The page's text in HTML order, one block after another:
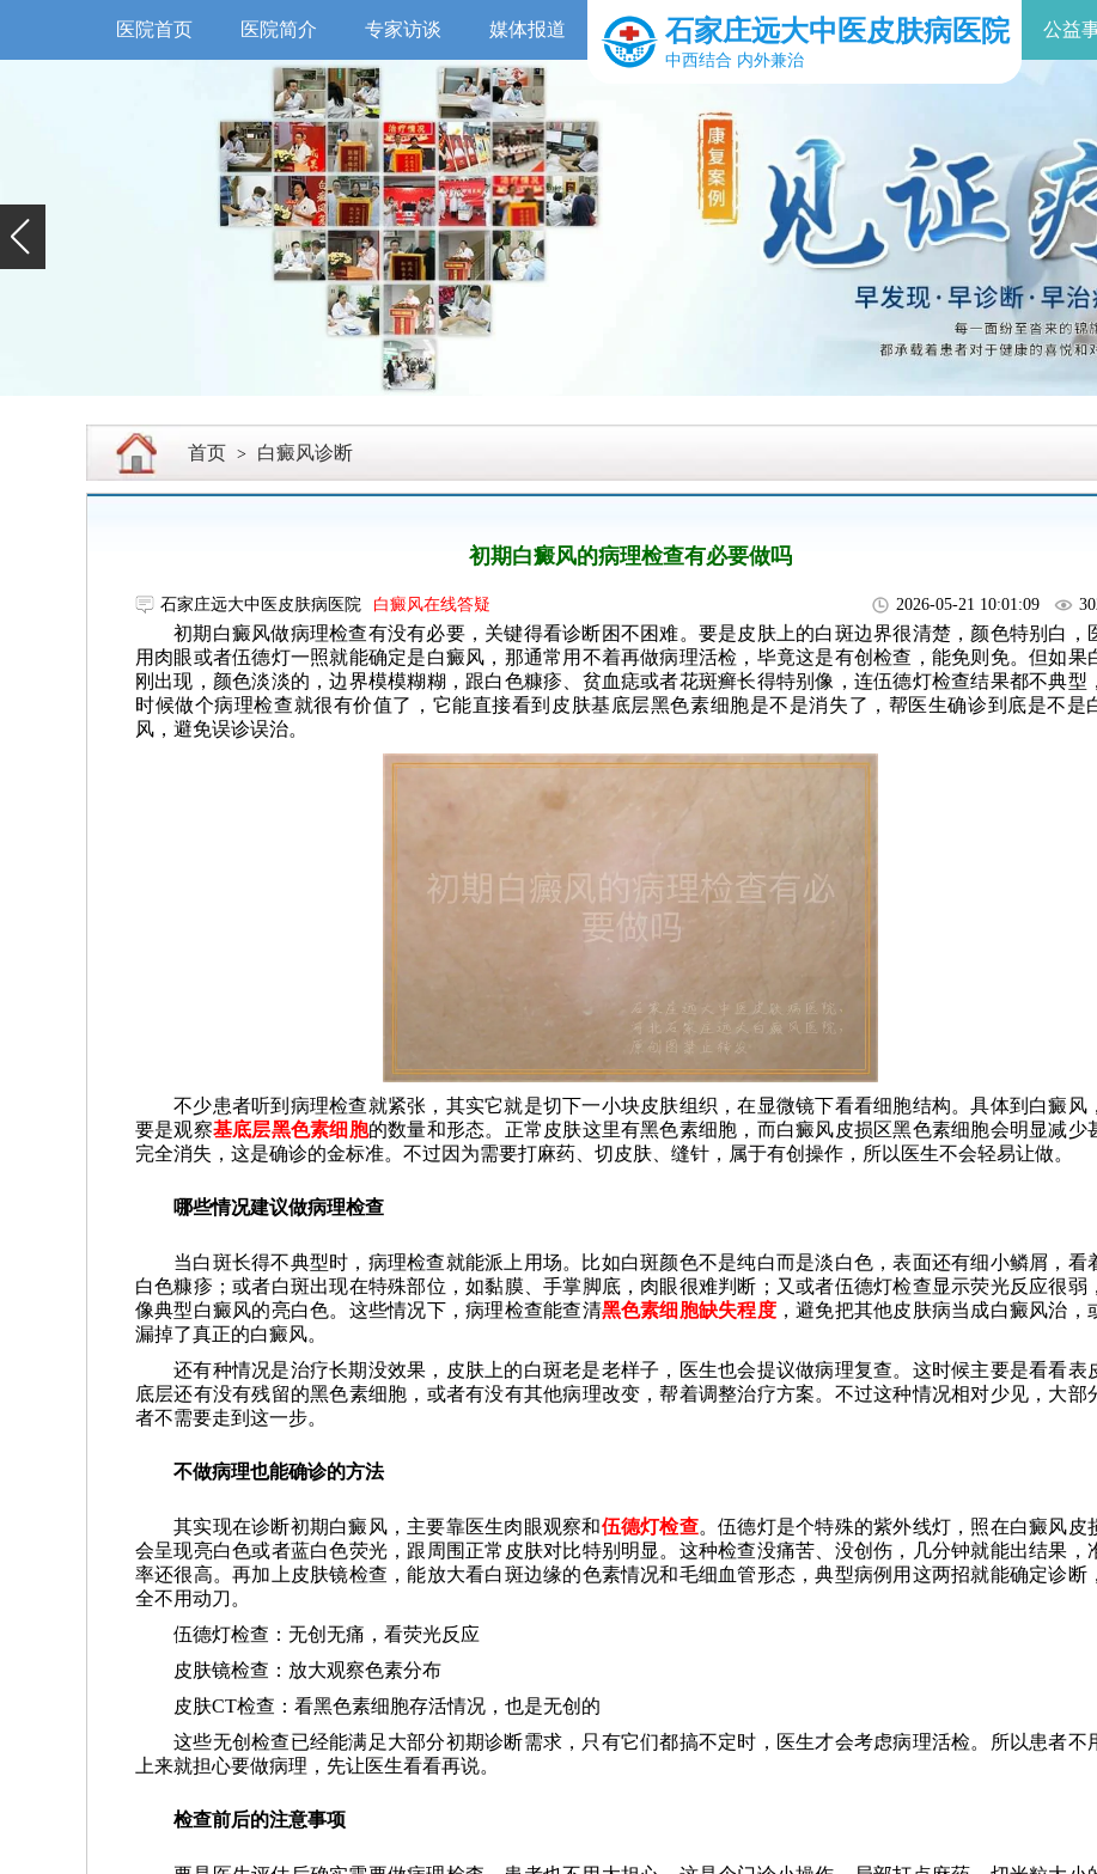
医院首页 医院简介 专家访谈 媒体报道 石家庄远大中医皮肤病医院
中西结合 内外兼治
公益
首页 > 白癜风诊断
初期白癜风的病理检查有必要做吗
石家庄远大中医皮肤病医院 白癜风在线答疑 2026-05-21 10:01:09
初期白癜风做病理检查有没有必要，关键得看诊断困不困难。要是皮肤上的白斑边界很清楚，颜色特别白，
用肉眼或者伍德灯一照就能确定是白癜风，那通常用不着再做病理活检，毕竟这是有创检查，能免则免。但如果
刚出现，颜色淡淡的，边界模模糊糊，跟白色糠疹、贫血痣或者花斑癣长得特别像，连伍德灯检查结果都不典型
时候做个病理检查就很有价值了，它能直接看到皮肤基底层黑色素细胞是不是消失了，帮医生确诊到底是不是
风，避免误诊误治。
不少患者听到病理检查就紧张，其实它就是切下一小块皮肤组织，在显微镜下看看细胞结构。具体到白癜风
要是观察基底层黑色素细胞的数量和形态。正常皮肤这里有黑色素细胞，而白癜风皮损区黑色素细胞会明显减少
完全消失，这是确诊的金标准。不过因为需要打麻药、切皮肤、缝针，属于有创操作，所以医生不会轻易让做。
哪些情况建议做病理检查
当白斑长得不典型时，病理检查就能派上用场。比如白斑颜色不是纯白而是淡白色，表面还有细小鳞屑，看
白色糠疹；或者白斑出现在特殊部位，如黏膜、手掌脚底，肉眼很难判断；又或者伍德灯检查显示荧光反应很弱
像典型白癜风的亮白色。这些情况下，病理检查能查清黑色素细胞缺失程度，避免把其他皮肤病当成白癜风治，
漏掉了真正的白癜风。
还有种情况是治疗长期没效果，皮肤上的白斑老是老样子，医生也会提议做病理复查。这时候主要是看看表
底层还有没有残留的黑色素细胞，或者有没有其他病理改变，帮着调整治疗方案。不过这种情况相对少见，大部
者不需要走到这一步。
不做病理也能确诊的方法
其实现在诊断初期白癜风，主要靠医生肉眼观察和伍德灯检查。伍德灯是个特殊的紫外线灯，照在白癜风皮
会呈现亮白色或者蓝白色荧光，跟周围正常皮肤对比特别明显。这种检查没痛苦、没创伤，几分钟就能出结果，
率还很高。再加上皮肤镜检查，能放大看白斑边缘的色素情况和毛细血管形态，典型病例用这两招就能确定诊断
全不用动刀。
伍德灯检查：无创无痛，看荧光反应
皮肤镜检查：放大观察色素分布
皮肤CT检查：看黑色素细胞存活情况，也是无创的
这些无创检查已经能满足大部分初期诊断需求，只有它们都搞不定时，医生才会考虑病理活检。所以患者不
上来就担心要做病理，先让医生看看再说。
检查前后的注意事项